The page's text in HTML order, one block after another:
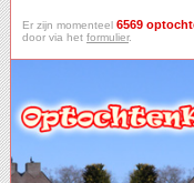
Er zijn momenteel 6569
door via het formulier.